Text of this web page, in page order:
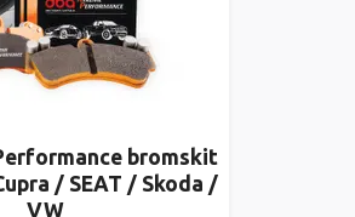
bromskit
/ SEAT / Skoda /
VW